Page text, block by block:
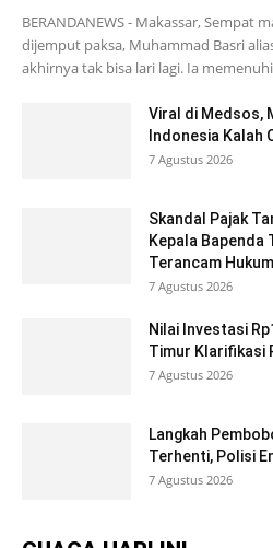
BERANDANEWS - Makassar, Sempat
dijemput paksa, Muhammad Basri
akhirnya tak bisa lari lagi. Ia
Viral di Medsos,
Indonesia Kalah
7 Agustus 2026
Skandal Pajak
Kepala Bapenda
Terancam
7 Agustus 2026
Nilai Investasi
Timur Klarifikasi
7 Agustus 2026
Langkah
Terhenti, Polisi
7 Agustus 2026